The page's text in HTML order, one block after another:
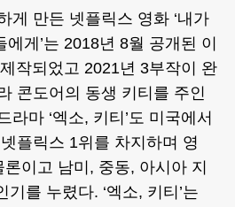
게 만든 넷플릭스 영화 ‘내가
게’는 2018년 8월 공개된 이
작되었고 2021년 3부작이 완
콘도어의 동생 키티를 주인
라마 ‘엑소, 키티’도 미국에서
플릭스 1위를 차지하며 영
이고 남미, 중동, 아시아 지
를 누렸다. ‘엑소, 키티’는